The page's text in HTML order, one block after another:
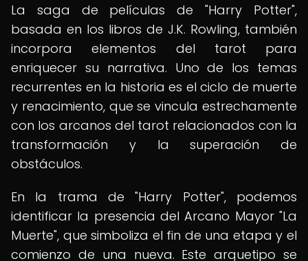
La saga de películas de "Harry Potter",
basada en los libros de J.K. Rowling, también
incorpora elementos del tarot para
enriquecer su narrativa. Uno de los temas
recurrentes en la historia es el ciclo de muerte
y renacimiento, que se vincula estrechamente
con los arcanos del tarot relacionados con la
transformación y la superación de
obstáculos.
En la trama de "Harry Potter", podemos
identificar la presencia del Arcano Mayor "La
Muerte", que simboliza el fin de una etapa y el
comienzo de una nueva. Este arquetipo se